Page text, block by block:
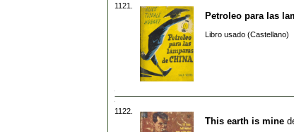
1121.
Petroleo para las
Libro usado (Castellano)
1122.
This earth is mine